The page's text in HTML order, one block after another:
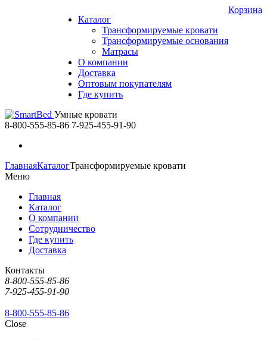
Каталог
Трансформируемые кровати
Трансформируемые основания
Матрасы
О компании
Доставка
Оптовым покупателям
Где купить
Корзина
Умные кровати
8-800-555-85-86 7-925-455-91-90
ГлавнаяКаталогТрансформируемые кровати
Меню
Главная
Каталог
О компании
Сотрудничество
Где купить
Доставка
Контакты
8-800-555-85-86
7-925-455-91-90
8-800-555-85-86
Close